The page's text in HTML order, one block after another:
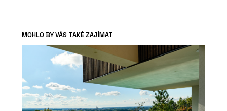
MOHLO BY VÁS TAKÉ ZAJÍMAT